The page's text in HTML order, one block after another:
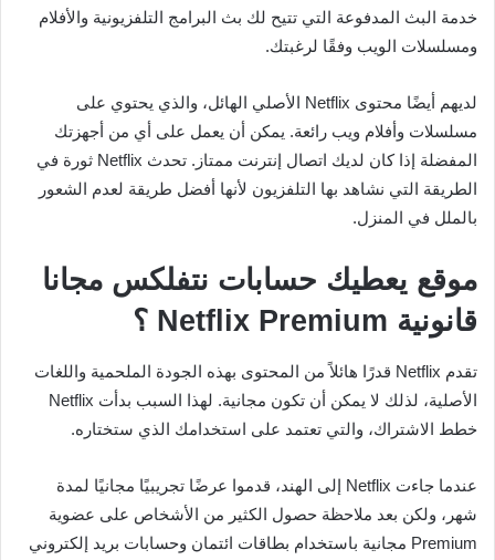
خدمة البث المدفوعة التي تتيح لك بث البرامج التلفزيونية والأفلام
ومسلسلات الويب وفقًا لرغبتك.
لديهم أيضًا محتوى Netflix الأصلي الهائل، والذي يحتوي على
مسلسلات وأفلام ويب رائعة. يمكن أن يعمل على أي من أجهزتك
المفضلة إذا كان لديك اتصال إنترنت ممتاز. تحدث Netflix ثورة في
الطريقة التي نشاهد بها التلفزيون لأنها أفضل طريقة لعدم الشعور
بالملل في المنزل.
موقع يعطيك حسابات نتفلكس مجانا
قانونية Netflix Premium ؟
تقدم Netflix قدرًا هائلاً من المحتوى بهذه الجودة الملحمية واللغات
الأصلية، لذلك لا يمكن أن تكون مجانية. لهذا السبب بدأت Netflix
خطط الاشتراك، والتي تعتمد على استخدامك الذي ستختاره.
عندما جاءت Netflix إلى الهند، قدموا عرضًا تجريبيًا مجانيًا لمدة
شهر، ولكن بعد ملاحظة حصول الكثير من الأشخاص على عضوية
Premium مجانية باستخدام بطاقات ائتمان وحسابات بريد إلكتروني